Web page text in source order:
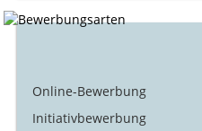
Online-Bewerbung
Initiativbewerbung